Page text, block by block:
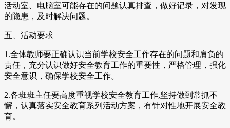
活动室、电脑室可能存在的问题认真排查，做好记录，对发现
的隐患，及时解决问题。
五、活动要求
1.全体教师要正确认识当前学校安全工作存在的问题和肩负的
责任，充分认识做好安全教育工作的重要性，严格管理，强化
安全意识，确保学校安全工作。
2.各班班主任要高度重视学校安全教育工作,坚持做到常抓不
懈，认真落实安全教育系列活动方案，有针对性地开展安全教
育。